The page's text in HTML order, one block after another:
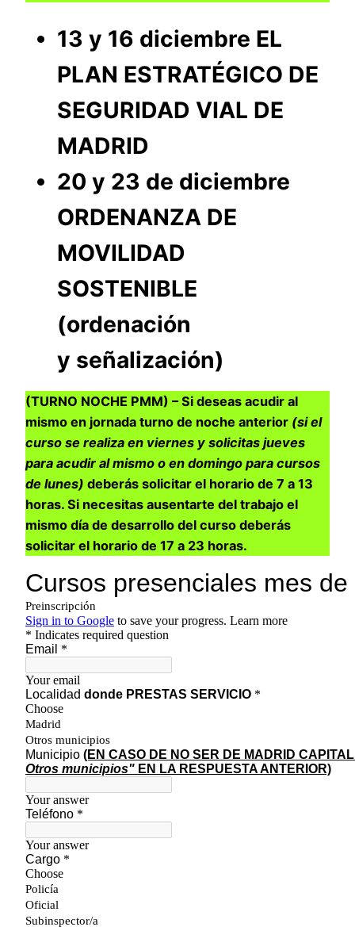
13 y 16 diciembre EL
PLAN ESTRATÉGICO DE
SEGURIDAD VIAL DE
MADRID
20 y 23 de diciembre
ORDENANZA DE
MOVILIDAD
SOSTENIBLE
(ordenación
y señalización)
(TURNO NOCHE PMM) – Si deseas acudir al
mismo en jornada turno de noche anterior (si el
curso se realiza en viernes y solicitas jueves
para acudir al mismo o en domingo para cursos
de lunes) deberás solicitar el horario de 7 a 13
horas. Si necesitas ausentarte del trabajo el
mismo día de desarrollo del curso deberás
solicitar el horario de 17 a 23 horas.